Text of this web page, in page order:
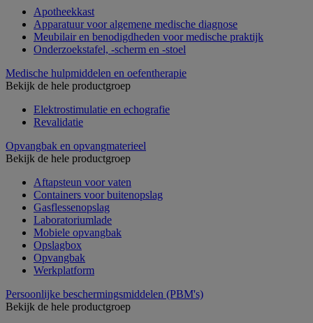
Apotheekkast
Apparatuur voor algemene medische diagnose
Meubilair en benodigdheden voor medische praktijk
Onderzoekstafel, -scherm en -stoel
Medische hulpmiddelen en oefentherapie
Bekijk de hele productgroep
Elektrostimulatie en echografie
Revalidatie
Opvangbak en opvangmaterieel
Bekijk de hele productgroep
Aftapsteun voor vaten
Containers voor buitenopslag
Gasflessenopslag
Laboratoriumlade
Mobiele opvangbak
Opslagbox
Opvangbak
Werkplatform
Persoonlijke beschermingsmiddelen (PBM's)
Bekijk de hele productgroep